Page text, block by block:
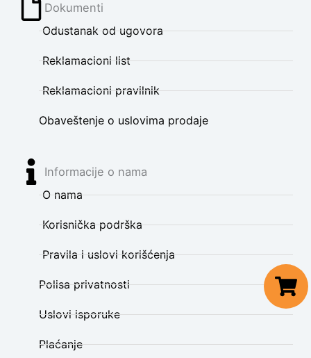
Dokumenti
Odustanak od ugovora
Reklamacioni list
Reklamacioni pravilnik
Obaveštenje o uslovima prodaje
Informacije o nama
O nama
Korisnička podrška
Pravila i uslovi korišćenja
Polisa privatnosti
Uslovi isporuke
Plaćanje